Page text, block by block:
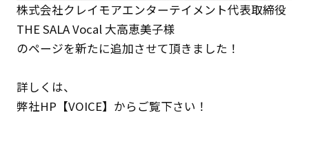
株式会社クレイモアエンターテイメント代表取締役
THE SALA Vocal 大高恵美子様
のページを新たに追加させて頂きました！
詳しくは、
弊社HP 【VOICE】 からご覧下さい！